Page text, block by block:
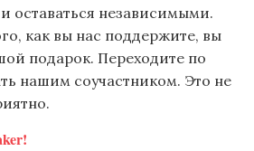
оставаться независимыми.
как вы нас поддержите, вы
подарок. Переходите по
нашим соучастником. Это не